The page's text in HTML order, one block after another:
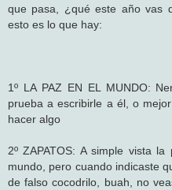
que pasa, ¿qué este año vas
esto es lo que hay:
1º LA PAZ EN EL MUNDO:
prueba a escribirle a él, o
hacer algo
2º ZAPATOS: A simple vista
mundo, pero cuando indicaste
de falso cocodrilo, buah, no